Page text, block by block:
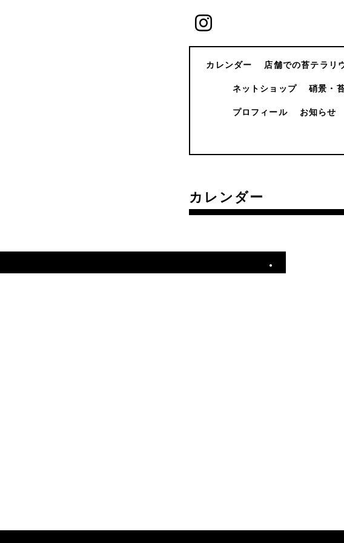
カレンダー 店舗での苔テラリ
ネットショップ 硝景・
プロフィール お知らせ
カレンダー
.